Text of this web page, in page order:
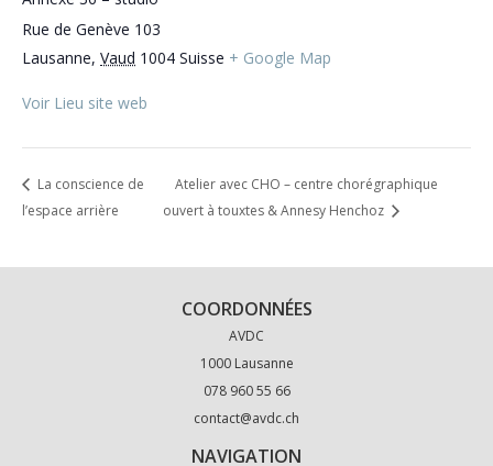
Rue de Genève 103
Lausanne, Vaud 1004 Suisse + Google Map
Voir Lieu site web
La conscience de
l’espace arrière
Atelier avec CHO – centre chorégraphique
ouvert à touxtes & Annesy Henchoz
COORDONNÉES
AVDC
1000 Lausanne
078 960 55 66
contact@avdc.ch
NAVIGATION